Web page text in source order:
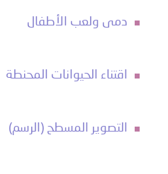
دمى ولعب الأطفال
اقتناء الحيوانات المحنطة
التصوير المسطح (الرسم)